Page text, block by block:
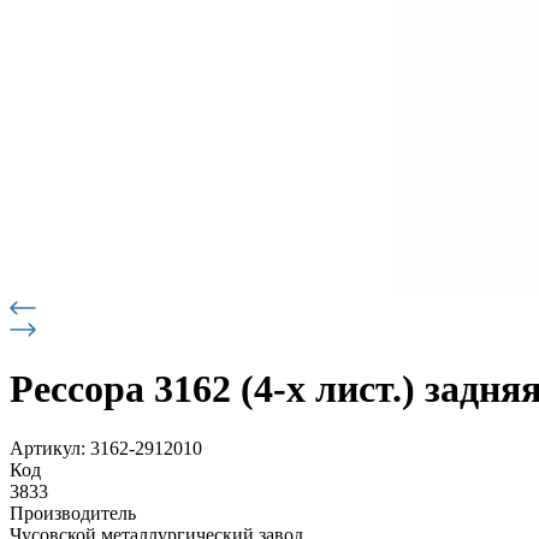
Рессора 3162 (4-х лист.)
Артикул: 3162-2912010
Код
3833
Производитель
Чусовской металлургический завод